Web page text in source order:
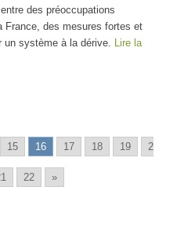
des préoccupations
France, des mesures fortes et
un système à la dérive. Lire la
15 16 17 18 19 2
22 »